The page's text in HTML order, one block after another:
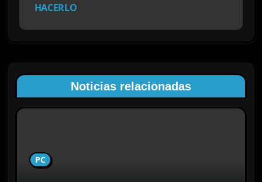
d
e
HACERLO
Noticias relacionadas
PC